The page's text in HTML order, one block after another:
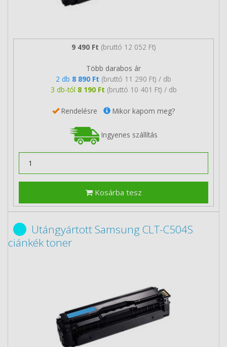
9 490 Ft (bruttó 12 052 Ft)
Több darabos ár
2 db 8 890 Ft (bruttó 11 290 Ft) / db
3 db-tól 8 190 Ft (bruttó 10 401 Ft) / db
Rendelésre Mikor kapom meg?
Ingyenes szállítás
Kosárba tesz
Utángyártott Samsung CLT-C504S
ciánkék toner